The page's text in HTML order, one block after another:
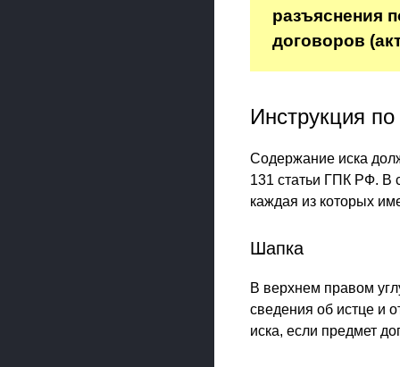
разъяснения
договоров
Инструкция
Содержание иска
131 статьи ГПК РФ. В
каждая из которых
Шапка
В верхнем правом
сведения об истце и
иска, если предмет